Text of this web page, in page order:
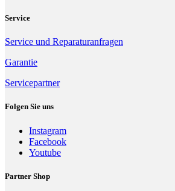
Service
Service und Reparaturanfragen
Garantie
Servicepartner
Folgen Sie uns
Instagram
Facebook
Youtube
Partner Shop